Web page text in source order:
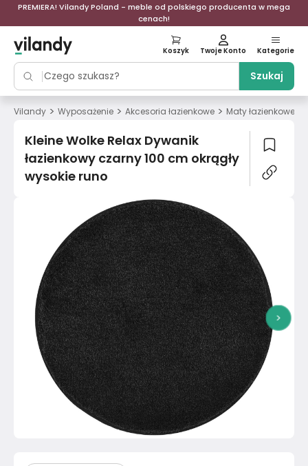
PREMIERA! Vilandy Poland - meble od polskiego producenta w mega
cenach!
Szukaj
Koszyk Twoje Konto Kategorie
Vilandy > Wyposażenie > Akcesoria łazienkowe > Maty łazienkowe
Kleine Wolke Relax Dywanik
łazienkowy czarny 100 cm okrągły
wysokie runo
>